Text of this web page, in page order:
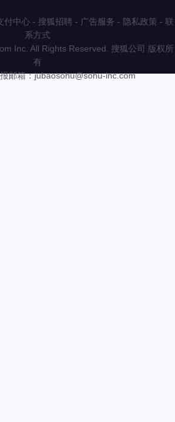
付中心 - 搜狐招聘 - 广告服务 - 隐私政策 - 联
系方式
Inc. All Rights Reserved. 搜狐公司 版权所
有
邮箱：jubaosohu@sohu-inc.com